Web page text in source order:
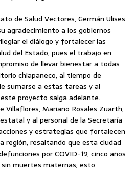
de Salud Vectores, Germán Ulises
agradecimiento a los gobiernos
el diálogo y fortalecer las
del Estado, pues el trabajo en
de llevar bienestar a todas
chiapaneco, al tiempo de
sumarse a estas tareas y al
proyecto salga adelante.
Villaflores, Mariano Rosales Zuarth,
y al personal de la Secretaría
y estrategias que fortalecen
región, resaltando que esta ciudad
por COVID-19, cinco años
muertes maternas; esto